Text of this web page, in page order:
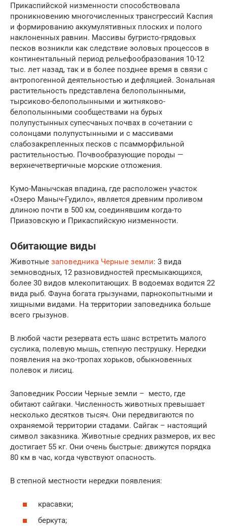
Прикаспийской низменности способствовала
проникновению многочисленных трансгрессий Каспия
и формированию аккумулятивных плоских и полого
наклоненных равнин. Массивы бугристо-грядовых
песков возникли как следствие эоловых процессов в
континентальный период рельефообразования 10-12
тыс. лет назад, так и в более позднее время в связи с
антропогенной деятельностью и дефляцией. Зональная
растительность представлена белополынными,
тырсиково-белополынными и житняково-
белополынными сообществами на бурых
полупустынных супесчаных почвах в сочетании с
солонцами полупустынными и с массивами
слабозакрепленных песков с псамморфильной
растительностью. Почвообразующие породы —
верхнечетвертичные морские отложения.
Кумо-Манычская впадина, где расположен участок
«Озеро Маныч-Гудило», является древним проливом
длиною почти в 500 км, соединявшим когда-то
Приазовскую и Прикаспийскую низменности.
Обитающие виды
Животные заповедника Черные земли: 3 вида
земноводных, 12 разновидностей пресмыкающихся,
более 30 видов млекопитающих. В водоемах водится 22
вида рыб. Фауна богата грызунами, парнокопытными и
хищными видами. На территории заповедника больше
всего грызунов.
В любой части резервата есть шанс встретить малого
суслика, полевую мышь, степную пеструшку. Нередки
появления на эко-тропах хорьков, обыкновенных
полевок и лисиц.
Заповедник России Черные земли – место, где
обитают сайгаки. Численность животных превышает
несколько десятков тысяч. Они передвигаются по
охраняемой территории стадами. Сайгак – настоящий
символ заказника. Животные средних размеров, их вес
достигает 55 кг. Они очень быстрые: движутся порядка
80 км в час, когда чувствуют опасность.
В степной местности нередки появления:
красавки;
беркута;